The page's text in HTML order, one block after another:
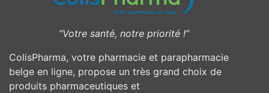
”Votre santé, notre priorité !”
ColisPharma, votre pharmacie et parapharmacie
belge en ligne, propose un très grand choix de
produits pharmaceutiques et